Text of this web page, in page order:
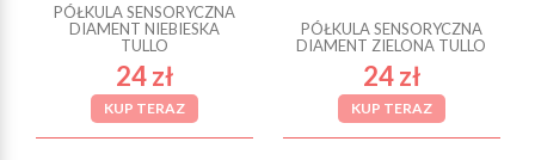
PÓŁKULA SENSORYCZNA
DIAMENT NIEBIESKA
TULLO
24 zł
KUP TERAZ
PÓŁKULA SENSORYCZNA
DIAMENT ZIELONA TULLO
24 zł
KUP TERAZ